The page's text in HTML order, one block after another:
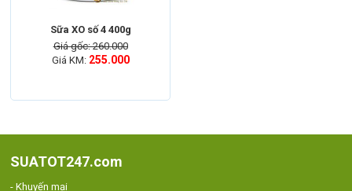
Sữa XO số 4 400g
Giá gốc: 260.000
Giá KM: 255.000
SUATOT247.com
- Khuyến mại